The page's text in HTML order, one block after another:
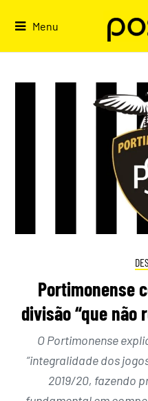
Menu
Portimonense
divisão “que não
O Portimonense
“integralidade dos
2019/20, fazendo